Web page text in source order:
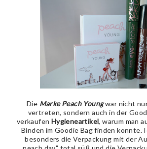
Die Marke Peach Youngwar nicht
vertreten, sondern auch in der
verkaufen Hygieneartikel, warum man
Binden im Goodie Bag finden konnte.
besonders die Verpackung mit der